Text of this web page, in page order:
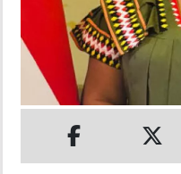
MULTIMEDIA
IMPRESO